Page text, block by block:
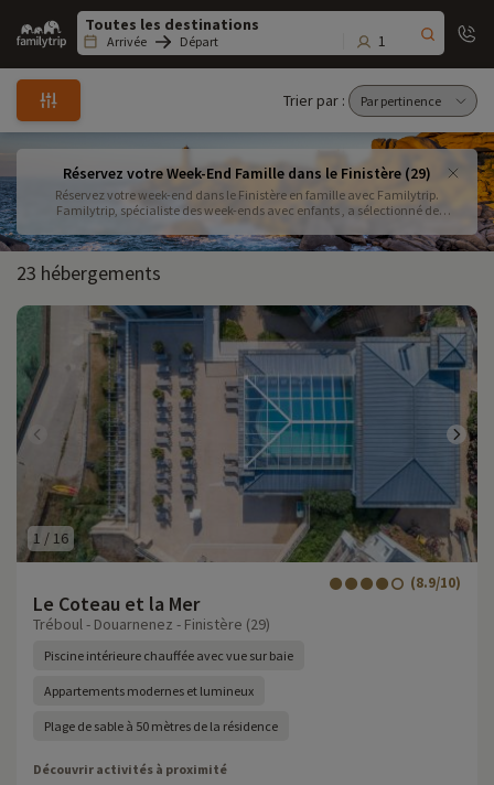
Family
trip
Arrivée Départ 1
Trier par :
Réservez votre Week-End Famille dans le Finistère (29)
Réservez votre week-end dans le Finistère en famille avec Familytrip.
Familytrip, spécialiste des week-ends avec enfants , a sélectionné de
nombreuses idées pour une escapade proche de chez vous avec des
activités à faire en famille ! Finistère, littéralement là où finit la terre mais là
où tous bons week-ends commencent !
23 hébergements
1 / 16
Le Coteau et la Mer
(8.9/10)
Tréboul - Douarnenez - Finistère (29)
Piscine intérieure chauffée avec vue sur baie
Appartements modernes et lumineux
Plage de sable à 50 mètres de la résidence
Découvrir activités à proximité